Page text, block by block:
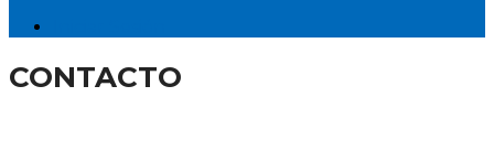
CONTACTO